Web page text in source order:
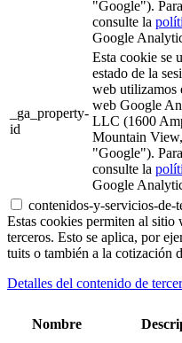
"Google").
consulte la
Google
_ga_property-
id
Esta cookie se
estado de la
web utilizamos
web Google
LLC (1600
Mountain
"Google").
consulte la
Google
contenidos-y-servicios-de-
Estas cookies permiten al sitio
terceros. Esto se aplica, por
tuits o también a la cotización
Detalles del contenido de
Nombre